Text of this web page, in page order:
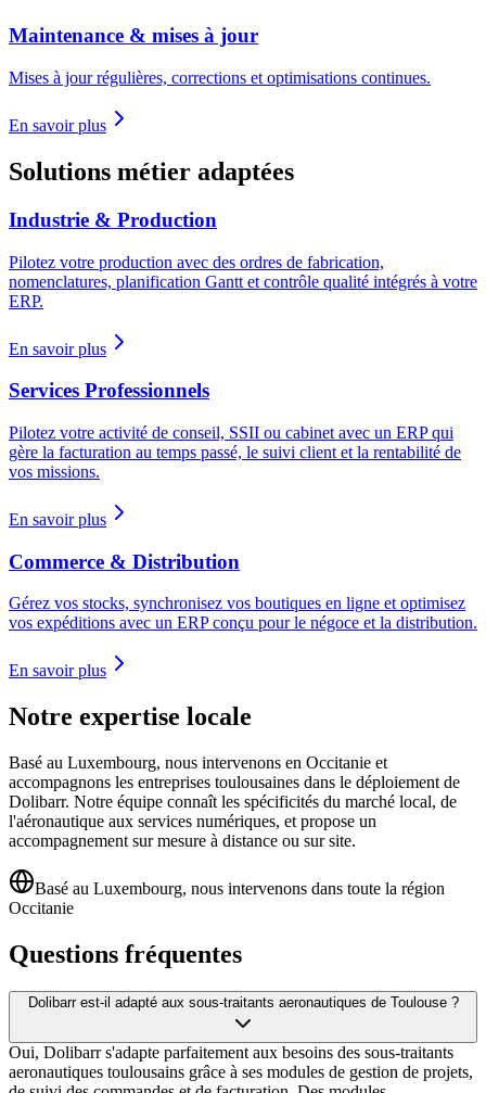
Maintenance & mises à jour
Mises à jour régulières, corrections et optimisations continues.
En savoir plus
Solutions métier adaptées
Industrie & Production
Pilotez votre production avec des ordres de fabrication,
nomenclatures, planification Gantt et contrôle qualité intégrés à votre
ERP.
En savoir plus
Services Professionnels
Pilotez votre activité de conseil, SSII ou cabinet avec un ERP qui
gère la facturation au temps passé, le suivi client et la rentabilité de
vos missions.
En savoir plus
Commerce & Distribution
Gérez vos stocks, synchronisez vos boutiques en ligne et optimisez
vos expéditions avec un ERP conçu pour le négoce et la distribution.
En savoir plus
Notre expertise locale
Basé au Luxembourg, nous intervenons en Occitanie et
accompagnons les entreprises toulousaines dans le déploiement de
Dolibarr. Notre équipe connaît les spécificités du marché local, de
l'aéronautique aux services numériques, et propose un
accompagnement sur mesure à distance ou sur site.
Basé au Luxembourg, nous intervenons dans toute la région
Occitanie
Questions fréquentes
Dolibarr est-il adapté aux sous-traitants aeronautiques de Toulouse ?
Oui, Dolibarr s'adapte parfaitement aux besoins des sous-traitants
aeronautiques toulousains grâce à ses modules de gestion de projets,